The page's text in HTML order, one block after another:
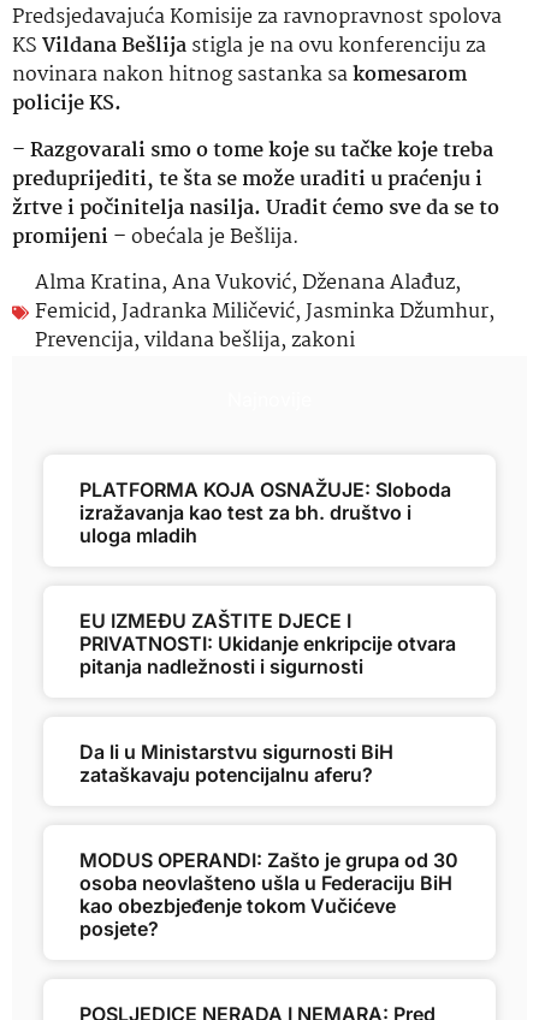
Predsjedavajuća Komisije za ravnopravnost spolova
KSVildana Bešlijastigla je na ovu konferenciju za
novinara nakon hitnog sastanka sakomesarom
policije KS.
–Razgovarali smo o tome koje su tačke koje treba
preduprijediti, te šta se može uraditi u praćenju i
žrtve i počinitelja nasilja. Uradit ćemo sve da se to
promijeni–obećala je Bešlija.
Alma Kratina,Ana Vuković,Dženana Alađuz,
Femicid,Jadranka Miličević,Jasminka Džumhur,
Prevencija,vildana bešlija,zakoni
PLATFORMA KOJA OSNAŽUJE: Sloboda
izražavanja kao test za bh. društvo i
uloga mladih
EU IZMEĐU ZAŠTITE DJECE I
PRIVATNOSTI: Ukidanje enkripcije otvara
pitanja nadležnosti i sigurnosti
Da li u Ministarstvu sigurnosti BiH
zataškavaju potencijalnu aferu?
MODUS OPERANDI: Zašto je grupa od 30
osoba neovlašteno ušla u Federaciju BiH
kao obezbjeđenje tokom Vučićeve
posjete?
POSLJEDICE NERADA I NEMARA: Pred